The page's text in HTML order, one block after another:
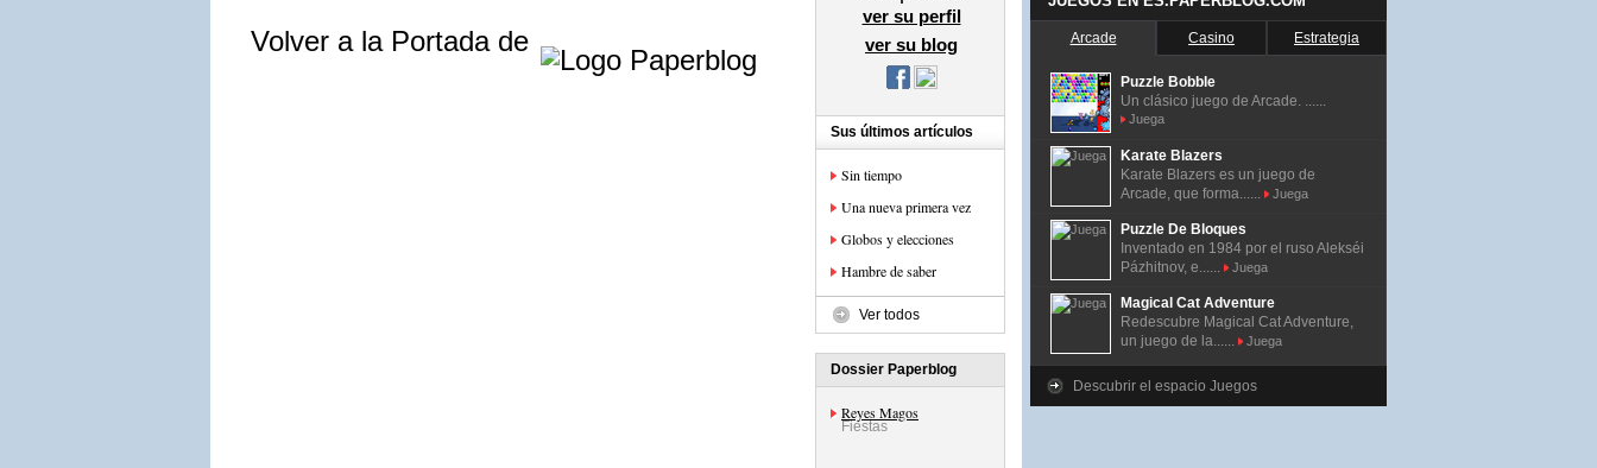
Volver a la Portada de
ver su perfil
ver su blog
Sus últimos artículos
Sin tiempo
Una nueva primera vez
Globos y elecciones
Hambre de saber
Ver todos
Dossier Paperblog
Reyes Magos
Fiestas
Arcade Casino Estrategia
Puzzle Bobble
Un clásico juego de Arcade. ......
Juega
Karate Blazers
Karate Blazers es un juego de
Arcade, que forma......
Juega
Puzzle De Bloques
Inventado en 1984 por el ruso Alekséi
Pázhitnov, e......
Juega
Magical Cat Adventure
Redescubre Magical Cat Adventure,
un juego de la......
Juega
Descubrir el espacio Juegos